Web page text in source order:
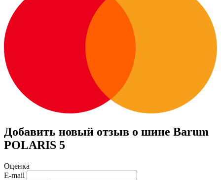
Добавить новый отзыв о шине Barum
POLARIS 5
Оценка
E-mail